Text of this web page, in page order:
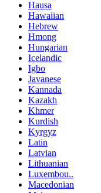
Hausa
Hawaiian
Hebrew
Hmong
Hungarian
Icelandic
Igbo
Javanese
Kannada
Kazakh
Khmer
Kurdish
Kyrgyz
Latin
Latvian
Lithuanian
Luxembou..
Macedonian